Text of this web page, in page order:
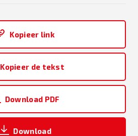
Kopieer link
Kopieer de tekst
Download PDF
Download